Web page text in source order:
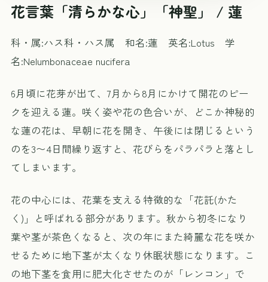
花言葉「清らかな心」「神聖」 / 蓮
科・属:ハス科・ハス属 和名:蓮 英名:Lotus 学
名:Nelumbonaceae nucifera
6月頃に花芽が出て、7月から8月にかけて開花のピー
クを迎える蓮。咲く姿や花の色合いが、どこか神秘的
な蓮の花は、早朝に花を開き、午後には閉じるという
のを3〜4日間繰り返すと、花びらをパラパラと落とし
てしまいます。
花の中心には、花葉を支える特徴的な「花託(かた
く)」と呼ばれる部分があります。秋から初冬になり
葉や茎が茶色くなると、次の年にまた綺麗な花を咲か
せるために地下茎が太くなり休眠状態になります。こ
の地下茎を食用に肥大化させたのが「レンコン」で